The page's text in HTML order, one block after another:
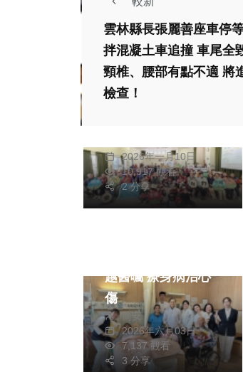
雲林縣長張麗善座車停
拌混凝土車追撞 車尾全
頸椎、腰部有點不適 將
檢查！
社會 綜合新聞
健康 旅遊
文教
彰化家扶﹁童心鞋
力，送鞋給家扶
年。（照片家扶提
供）
2026年一月10日
10,917 觀看
2 分享
越醫囑 療身病治心
傷
簡安
2026年六月03日
7,137 觀看
3 分享
19 +
科技新知